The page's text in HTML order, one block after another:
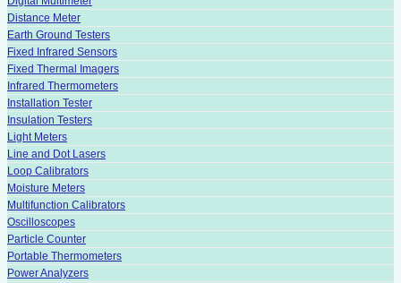
Distance Meter
Earth Ground Testers
Fixed Infrared Sensors
Fixed Thermal Imagers
Infrared Thermometers
Installation Tester
Insulation Testers
Light Meters
Line and Dot Lasers
Loop Calibrators
Moisture Meters
Multifunction Calibrators
Oscilloscopes
Particle Counter
Portable Thermometers
Power Analyzers